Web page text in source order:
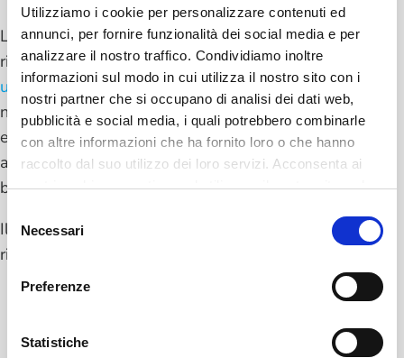
Utilizziamo i cookie per personalizzare contenuti ed
annunci, per fornire funzionalità dei social media e per
analizzare il nostro traffico. Condividiamo inoltre
informazioni sul modo in cui utilizza il nostro sito con i
nostri partner che si occupano di analisi dei dati web,
pubblicità e social media, i quali potrebbero combinarle
con altre informazioni che ha fornito loro o che hanno
raccolto dal suo utilizzo dei loro servizi. Acconsenta ai
nostri cookie se continua ad utilizzare il nostro sito web.
del
consenso
Necessari
Preferenze
Statistiche
La prima domanda che ci si potrebbe porre
riguarda la legalità o meno dellaregistrazione di
una assemblea di condominio. Questa pratica
non è vietata dalla legge, tuttavia per essere
effettivamente considerata legale e conforme
alle esigenze di tutti deve sottostare a condizioni
ben precise.
Il GDPR e il Codice Civile esigono infatti il
rispetto di tre criteri fondamentali:
registrazione.